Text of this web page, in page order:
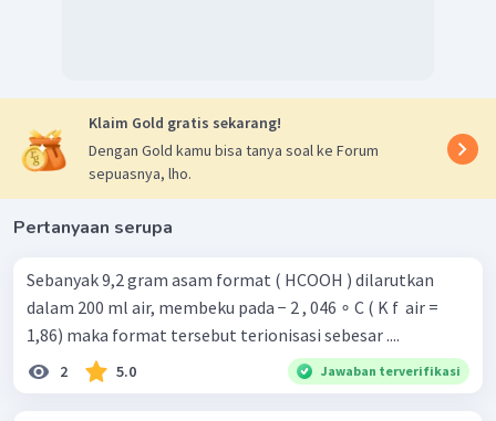
Klaim Gold gratis sekarang!
Dengan Gold kamu bisa tanya soal ke Forum
sepuasnya, lho.
Pertanyaan serupa
Sebanyak 9,2 gram asam format ( HCOOH ) dilarutkan
dalam 200 ml air, membeku pada − 2 , 046 ∘ C ( K f ​ air =
1,86) maka format tersebut terionisasi sebesar ....
2 5.0 Jawaban terverifikasi